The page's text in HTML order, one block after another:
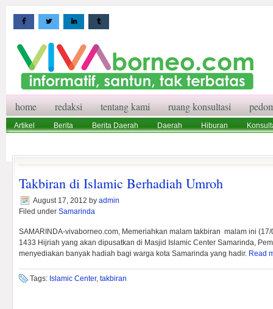
home redaksi tentang kami ruang konsultasi
Artikel Berita Berita Daerah Daerah Hiburan
Takbiran di Islamic Berhadiah Umroh
August 17, 2012 by admin
Filed under Samarinda
SAMARINDA-vivaborneo.com, Memeriahkan malam takbiran malam ini
1433 Hijriah yang akan dipusatkan di Masjid Islamic Center Samarinda,
menyediakan banyak hadiah bagi warga kota Samarinda yang hadir. Read
Tags: Islamic Center, takbiran